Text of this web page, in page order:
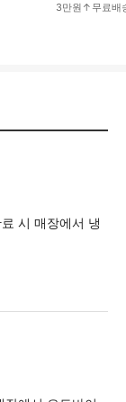
3만원↑무료배
시 매장에서 냉